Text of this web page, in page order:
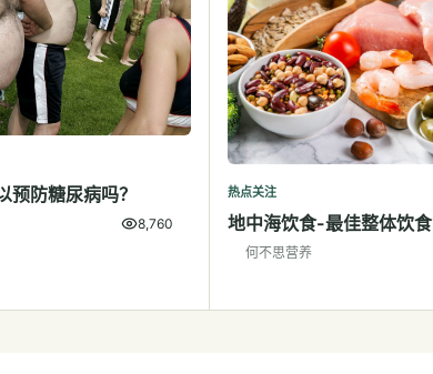
预防糖尿病吗？
8,760
热点关注
地中海饮食-最佳整体饮食
何不思营养